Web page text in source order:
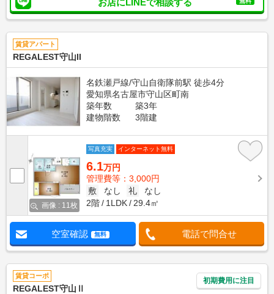
賃貸アパート
REGALEST守山II
名鉄瀬戸線/守山自衛隊前駅 徒歩4分
愛知県名古屋市守山区町南
築年数
築3年
建物階数
3階建
画像 : 11枚
写真充実 インターネット無料
6.1万円
管理費等：3,000円
敷
なし 礼
なし
2階
1LDK 29.4㎡
空室確認 無料 電話で問合せ
賃貸コーポ
REGALEST守山Ⅱ
初期費用に注目